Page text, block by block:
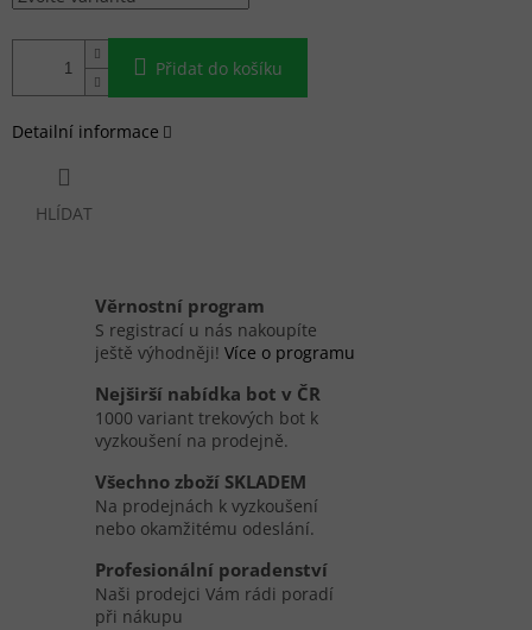
Přidat do košíku
Detailní informace
HLÍDAT
Věrnostní program
S registrací u nás nakoupíte
ještě výhodněji! Více o programu
Nejširší nabídka bot v ČR
1000 variant trekových bot k
vyzkoušení na prodejně.
Všechno zboží SKLADEM
Na prodejnách k vyzkoušení
nebo okamžitému odeslání.
Profesionální poradenství
Naši prodejci Vám rádi poradí
při nákupu